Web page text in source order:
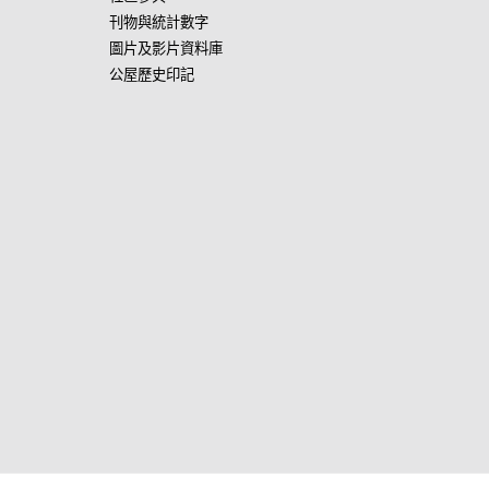
刊物與統計數字
圖片及影片資料庫
公屋歷史印記